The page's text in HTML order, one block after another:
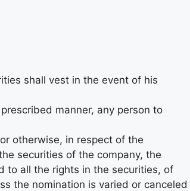
shall vest in the event of his
manner, any person to
otherwise, in respect of the
securities of the company, the
to all the rights in the securities, of
the nomination is varied or canceled